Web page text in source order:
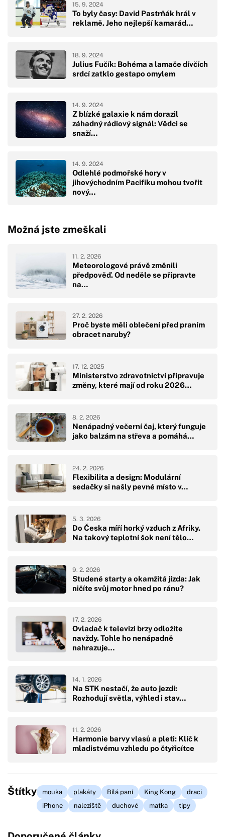
To byly časy: David Pastrňák hrál v
reklamě. Jeho nejlepší kamarád…
15. 9. 2024
Julius Fučík: Bohéma a lamače dívčích
srdcí zatklo gestapo omylem
18. 9. 2024
Z blízké galaxie k nám dorazil
záhadný rádiový signál: Vědci se
snaží…
14. 9. 2024
Odlehlé podmořské hory v
jihovýchodním Pacifiku mohou tvořit
nový…
14. 9. 2024
Možná jste zmeškali
Meteorologové právě změnili
předpověď. Od neděle se připravte
na…
11. 2. 2026
Proč byste měli oblečení před praním
obracet naruby?
27. 2. 2026
Ministerstvo zdravotnictví připravuje
změny, které mají od roku 2026…
17. 12. 2025
Nenápadný večerní čaj, který funguje
jako balzám na střeva a pomáhá…
8. 2. 2026
Flexibilita a design: Modulární
sedačky si našly pevné místo v…
24. 2. 2026
Do Česka míří horký vzduch z Afriky.
Na takový teplotní šok není tělo…
5. 3. 2026
Studené starty a okamžitá jízda: Jak
ničíte svůj motor hned po ránu?
9. 2. 2026
Ovladač k televizi brzy odložíte
navždy. Tohle ho nenápadně
nahrazuje…
17. 2. 2026
Na STK nestačí, že auto jezdí:
Rozhodují světla, výhled i stav…
14. 1. 2026
Harmonie barvy vlasů a pleti: Klíč k
mladistvému vzhledu po čtyřicítce
11. 2. 2026
Štítky mouka plakáty Bílá paní King Kong
draci
iPhone
naleziště duchové matka tipy